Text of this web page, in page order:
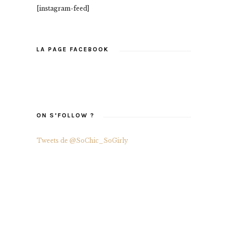
[instagram-feed]
LA PAGE FACEBOOK
ON S’FOLLOW ?
Tweets de @SoChic_SoGirly